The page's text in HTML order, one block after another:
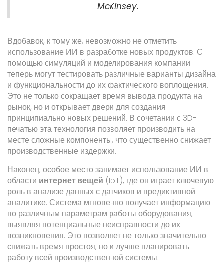
McKinsey.
Вдобавок, к тому же, невозможно не отметить
использование ИИ в разработке новых продуктов. С
помощью симуляций и моделирования компании
теперь могут тестировать различные варианты дизайна
и функциональности до их фактического воплощения.
Это не только сокращает время вывода продукта на
рынок, но и открывает двери для создания
принципиально новых решений. В сочетании с 3D-
печатью эта технология позволяет производить на
месте сложные компоненты, что существенно снижает
производственные издержки.
Наконец, особое место занимает использование ИИ в
области интернет вещей (IoT), где он играет ключевую
роль в анализе данных с датчиков и предиктивной
аналитике. Система мгновенно получает информацию
по различным параметрам работы оборудования,
выявляя потенциальные неисправности до их
возникновения. Это позволяет не только значительно
снижать время простоя, но и лучше планировать
работу всей производственной системы.